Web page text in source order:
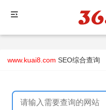
www.kuai8.com SEO综合查询